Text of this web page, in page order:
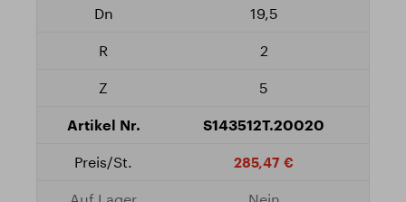
19,5
2
5
S143512T.20020
285,47 €